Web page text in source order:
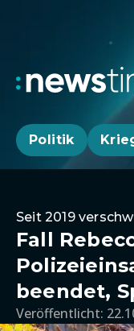
Politik
Seit 2019
Fall
beendet,
Veröffentlicht: